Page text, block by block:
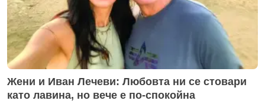
Жени и Иван Лечеви: Любовта ни се стовари
като лавина, но вече е по-спокойна